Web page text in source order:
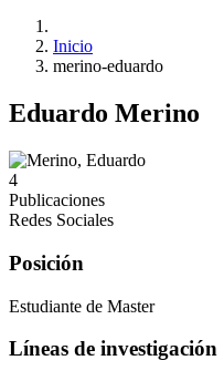
Inicio
merino-eduardo
Eduardo Merino
4
Publicaciones
Redes Sociales
Posición
Estudiante de Master
Líneas de investigación